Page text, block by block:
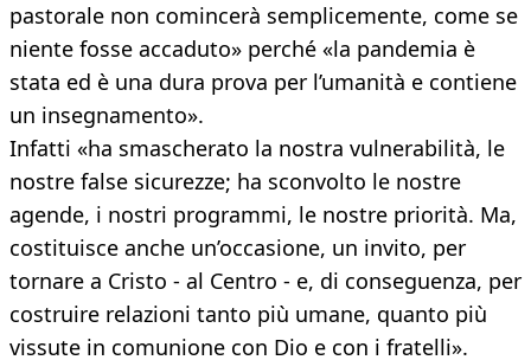
pastorale non comincerà semplicemente, come se
niente fosse accaduto» perché «la pandemia è
stata ed è una dura prova per l’umanità e contiene
un insegnamento».
Infatti «ha smascherato la nostra vulnerabilità, le
nostre false sicurezze; ha sconvolto le nostre
agende, i nostri programmi, le nostre priorità. Ma,
costituisce anche un’occasione, un invito, per
tornare a Cristo - al Centro - e, di conseguenza, per
costruire relazioni tanto più umane, quanto più
vissute in comunione con Dio e con i fratelli».